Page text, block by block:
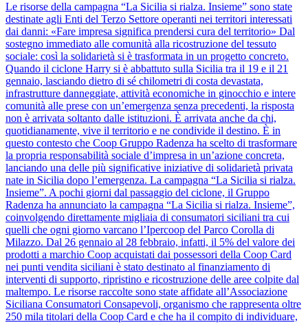
Le risorse della campagna “La Sicilia si rialza. Insieme” sono state
destinate agli Enti del Terzo Settore operanti nei territori interessati
dai danni: «Fare impresa significa prendersi cura del territorio» Dal
sostegno immediato alle comunità alla ricostruzione del tessuto
sociale: così la solidarietà si è trasformata in un progetto concreto.
Quando il ciclone Harry si è abbattuto sulla Sicilia tra il 19 e il 21
gennaio, lasciando dietro di sé chilometri di costa devastata,
infrastrutture danneggiate, attività economiche in ginocchio e intere
comunità alle prese con un’emergenza senza precedenti, la risposta
non è arrivata soltanto dalle istituzioni. È arrivata anche da chi,
quotidianamente, vive il territorio e ne condivide il destino. È in
questo contesto che Coop Gruppo Radenza ha scelto di trasformare
la propria responsabilità sociale d’impresa in un’azione concreta,
lanciando una delle più significative iniziative di solidarietà privata
nate in Sicilia dopo l’emergenza. La campagna “La Sicilia si rialza.
Insieme”. A pochi giorni dal passaggio del ciclone, il Gruppo
Radenza ha annunciato la campagna “La Sicilia si rialza. Insieme”,
coinvolgendo direttamente migliaia di consumatori siciliani tra cui
quelli che ogni giorno varcano l’Ipercoop del Parco Corolla di
Milazzo. Dal 26 gennaio al 28 febbraio, infatti, il 5% del valore dei
prodotti a marchio Coop acquistati dai possessori della Coop Card
nei punti vendita siciliani è stato destinato al finanziamento di
interventi di supporto, ripristino e ricostruzione delle aree colpite dal
maltempo. Le risorse raccolte sono state affidate all’Associazione
Siciliana Consumatori Consapevoli, organismo che rappresenta oltre
250 mila titolari della Coop Card e che ha il compito di individuare,